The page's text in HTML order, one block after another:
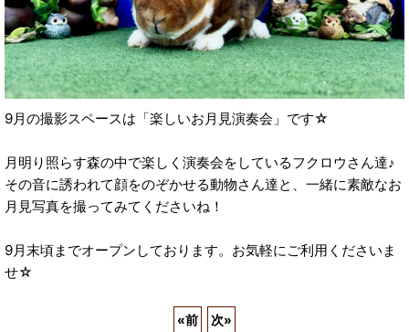
9月の撮影スペースは「楽しいお月見演奏会」です☆
月明り照らす森の中で楽しく演奏会をしているフクロウさん達♪
その音に誘われて顔をのぞかせる動物さん達と、一緒に素敵なお
月見写真を撮ってみてくださいね！
9月末頃までオープンしております。お気軽にご利用くださいま
せ☆
«前 次»